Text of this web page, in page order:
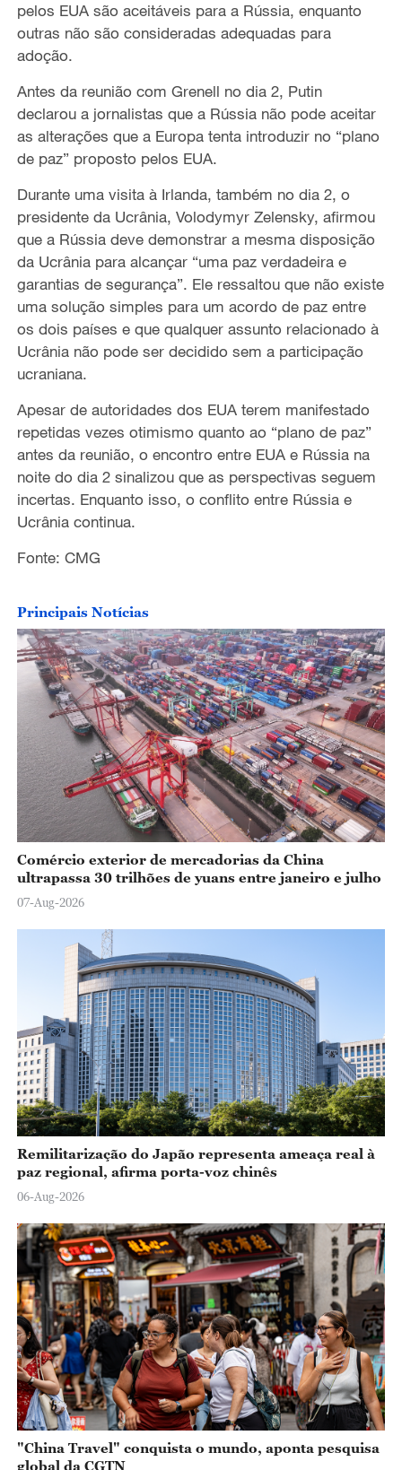
pelos EUA são aceitáveis para a Rússia, enquanto
outras não são consideradas adequadas para
adoção.
Antes da reunião com Grenell no dia 2, Putin
declarou a jornalistas que a Rússia não pode aceitar
as alterações que a Europa tenta introduzir no “plano
de paz” proposto pelos EUA.
Durante uma visita à Irlanda, também no dia 2, o
presidente da Ucrânia, Volodymyr Zelensky, afirmou
que a Rússia deve demonstrar a mesma disposição
da Ucrânia para alcançar “uma paz verdadeira e
garantias de segurança”. Ele ressaltou que não existe
uma solução simples para um acordo de paz entre
os dois países e que qualquer assunto relacionado à
Ucrânia não pode ser decidido sem a participação
ucraniana.
Apesar de autoridades dos EUA terem manifestado
repetidas vezes otimismo quanto ao “plano de paz”
antes da reunião, o encontro entre EUA e Rússia na
noite do dia 2 sinalizou que as perspectivas seguem
incertas. Enquanto isso, o conflito entre Rússia e
Ucrânia continua.
Fonte: CMG
Principais Notícias
Comércio exterior de mercadorias da China
ultrapassa 30 trilhões de yuans entre janeiro e julho
07-Aug-2026
Remilitarização do Japão representa ameaça real à
paz regional, afirma porta-voz chinês
06-Aug-2026
"China Travel" conquista o mundo, aponta pesquisa
global da CGTN